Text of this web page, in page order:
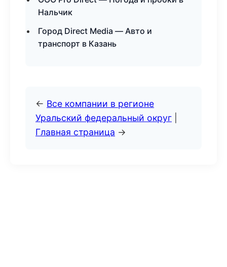
Нальчик
Город Direct Media — Авто и
транспорт в Казань
← Все компании в регионе
Уральский федеральный округ
Главная страница →